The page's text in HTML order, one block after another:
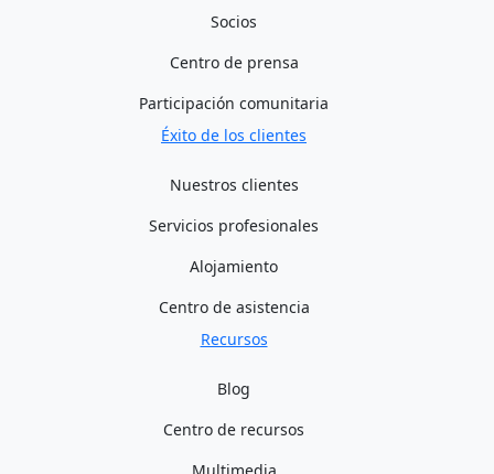
Socios
Centro de prensa
Participación comunitaria
Éxito de los clientes
Nuestros clientes
Servicios profesionales
Alojamiento
Centro de asistencia
Recursos
Blog
Centro de recursos